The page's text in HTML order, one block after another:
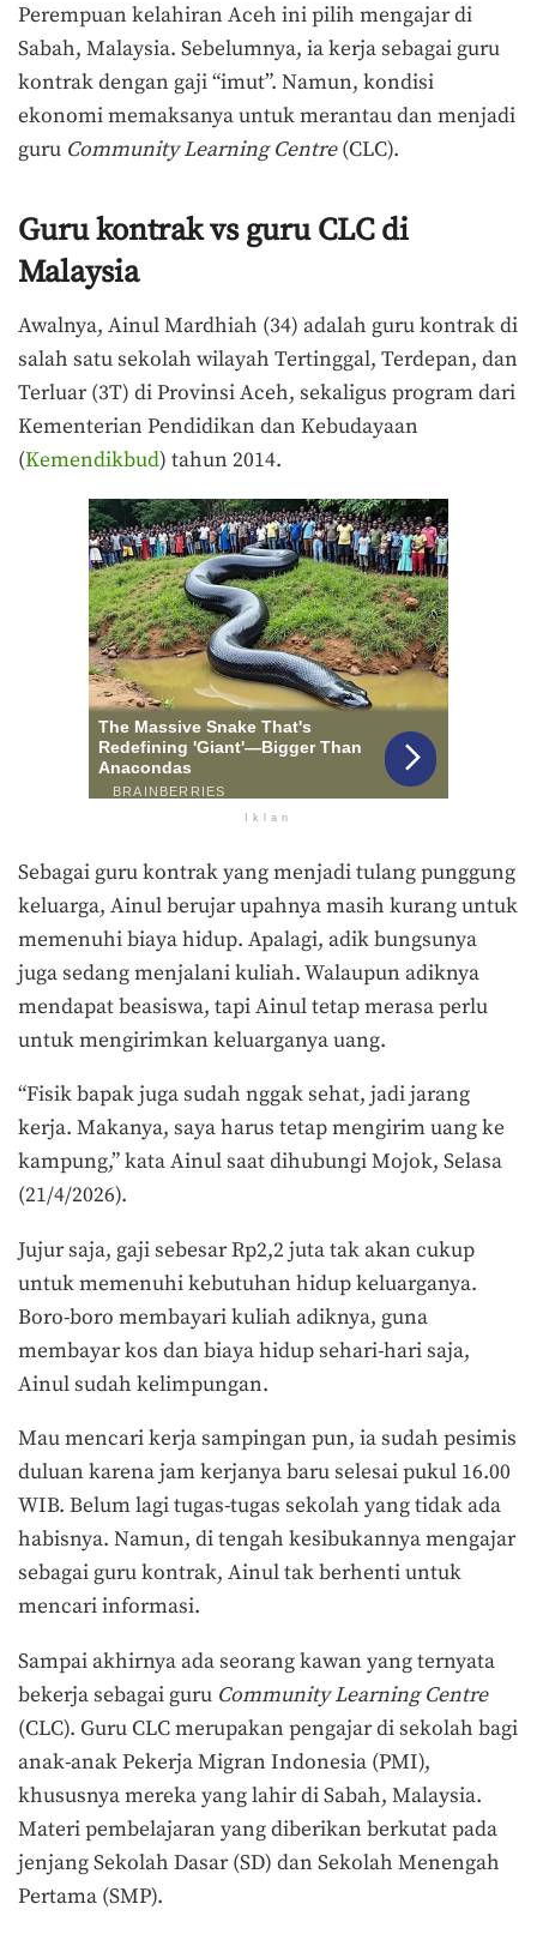
Perempuan kelahiran Aceh ini pilih mengajar di
Sabah, Malaysia. Sebelumnya, ia kerja sebagai guru
kontrak dengan gaji “imut”. Namun, kondisi
ekonomi memaksanya untuk merantau dan menjadi
guru Community Learning Centre(CLC).
Guru kontrak vs guru CLC di
Malaysia
Awalnya, Ainul Mardhiah (34) adalah guru kontrak di
salah satu sekolah wilayah Tertinggal, Terdepan, dan
Terluar (3T) di Provinsi Aceh, sekaligus program dari
Kementerian Pendidikan dan Kebudayaan
(Kemendikbud) tahun 2014.
Iklan
Sebagai guru kontrak yang menjadi tulang punggung
keluarga, Ainul berujar upahnya masih kurang untuk
memenuhi biaya hidup. Apalagi, adik bungsunya
juga sedang menjalani kuliah. Walaupun adiknya
mendapat beasiswa, tapi Ainul tetap merasa perlu
untuk mengirimkan keluarganya uang.
“Fisik bapak juga sudah nggak sehat, jadi jarang
kerja. Makanya, saya harus tetap mengirim uang ke
kampung,” kata Ainul saat dihubungi Mojok, Selasa
(21/4/2026).
Jujur saja, gaji sebesar Rp2,2 juta tak akan cukup
untuk memenuhi kebutuhan hidup keluarganya.
Boro-boro membayari kuliah adiknya, guna
membayar kos dan biaya hidup sehari-hari saja,
Ainul sudah kelimpungan.
Mau mencari kerja sampingan pun, ia sudah pesimis
duluan karena jam kerjanya baru selesai pukul 16.00
WIB. Belum lagi tugas-tugas sekolah yang tidak ada
habisnya. Namun, di tengah kesibukannya mengajar
sebagai guru kontrak, Ainul tak berhenti untuk
mencari informasi.
Sampai akhirnya ada seorang kawan yang ternyata
bekerja sebagai guru Community Learning Centre
(CLC). Guru CLC merupakan pengajar di sekolah bagi
anak-anak Pekerja Migran Indonesia (PMI),
khususnya mereka yang lahir di Sabah, Malaysia.
Materi pembelajaran yang diberikan berkutat pada
jenjang Sekolah Dasar (SD) dan Sekolah Menengah
Pertama (SMP).